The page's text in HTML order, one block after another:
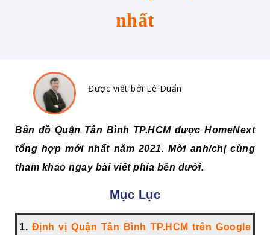
nhất
Được viết bởi Lê Duẩn
Bản đồ Quận Tân Bình TP.HCM được HomeNext
tổng hợp mới nhất năm 2021. Mời anh/chị cùng
tham khảo ngay bài viết phía bên dưới.
Mục Lục
1. Định vị Quận Tân Bình TP.HCM trên Google